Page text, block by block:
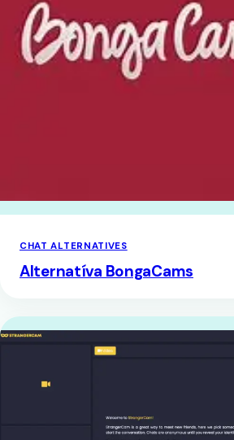
CHAT ALTERNATIVES
Alternatíva BongaCams